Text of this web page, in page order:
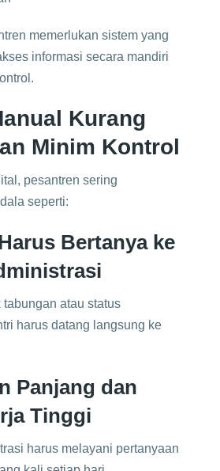
memerlukan sistem yang
informasi secara mandiri
Kurang
Minim Kontrol
pesantren sering
seperti:
Bertanya ke
atau status
harus datang langsung ke
Panjang dan
Tinggi
harus melayani pertanyaan